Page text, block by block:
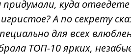
куда
игристое? А по секрету
для всех
ТОП-10 ярких,